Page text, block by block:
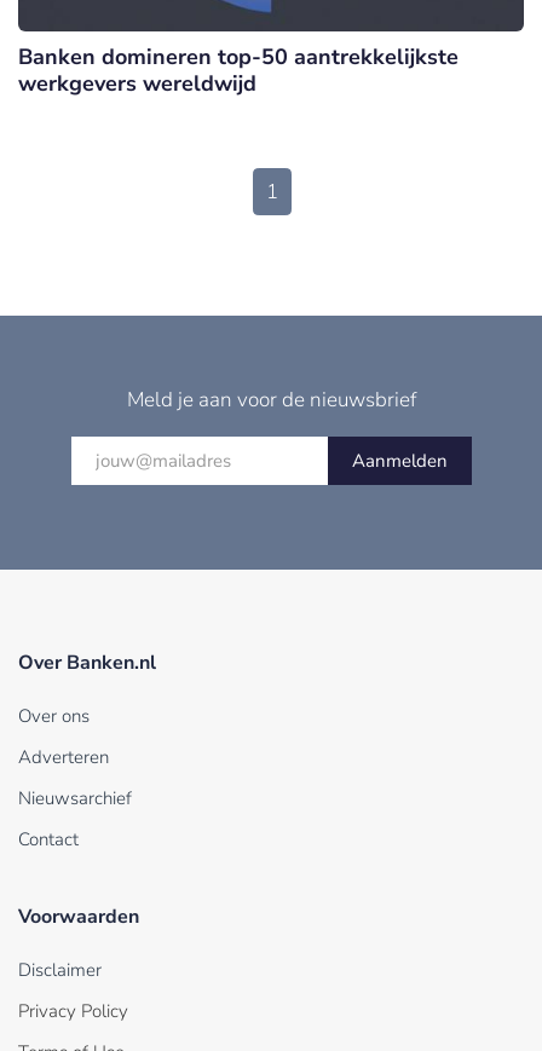
Banken domineren top-50 aantrekkelijkste
werkgevers wereldwijd
1
Meld je aan voor de nieuwsbrief
Aanmelden
Over Banken.nl
Over ons
Adverteren
Nieuwsarchief
Contact
Voorwaarden
Disclaimer
Privacy Policy